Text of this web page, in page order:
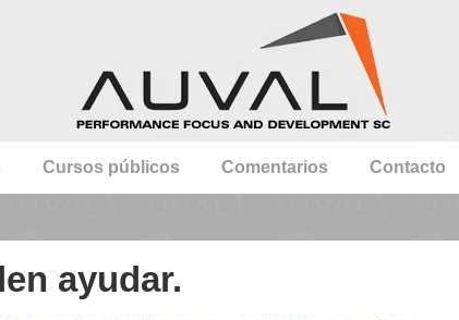
Cursos públicos Comentarios Contacto
ayudar.